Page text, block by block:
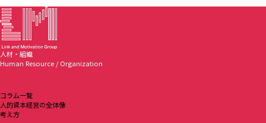
人材・組織
Human Resource / Organization
コラム一覧
人的資本経営の全体像
考え方